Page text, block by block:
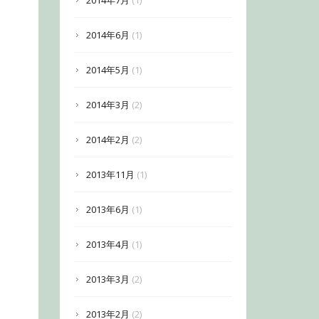
2014年6月 (1)
2014年5月 (1)
2014年3月 (2)
2014年2月 (2)
2013年11月 (1)
2013年6月 (1)
2013年4月 (1)
2013年3月 (2)
2013年2月 (2)